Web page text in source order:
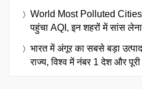
World Most Polluted
पहुंचा AQI, इन शहरों में सांस
भारत में अंगूर का सबसे बड़ा
राज्य, विश्व में नंबर 1 देश और पूरी